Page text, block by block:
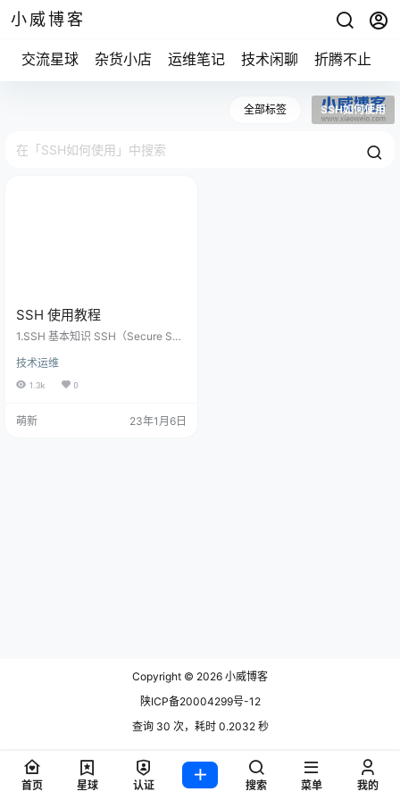
小威博客
交流星球 杂货小店 运维笔记 技术闲聊 折腾不止
全部标签 SSH如何使用
SSH 使用教程
1.SSH 基本知识 SSH（Secure She
密两台计算机之间的通信，并且支
持各种身份验证机制。 实务中，它
个协议来加密。 [TOC] 1.1 SSH 是
技术运维
1.3k 0
萌新 23年1月6日
Copyright © 2026 小威博客
陕ICP备20004299号-12
查询 30 次，耗时 0.2032 秒
首页 星球 认证 搜索 菜单 我的